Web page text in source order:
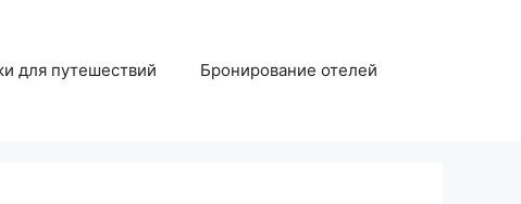
для путешествий Бронирование отелей